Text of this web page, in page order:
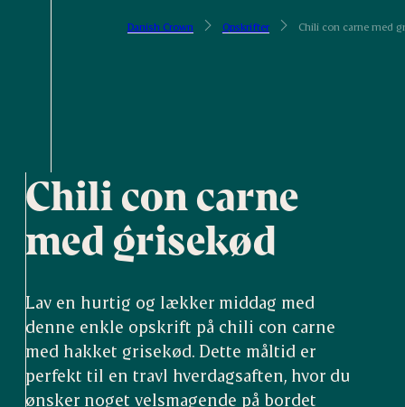
Danish Crown Opskrifter Chili con carne med
Chili con carne
med grisekød
Lav en hurtig og lækker middag med
denne enkle opskrift på chili con carne
med hakket grisekød. Dette måltid er
perfekt til en travl hverdagsaften, hvor du
ønsker noget velsmagende på bordet